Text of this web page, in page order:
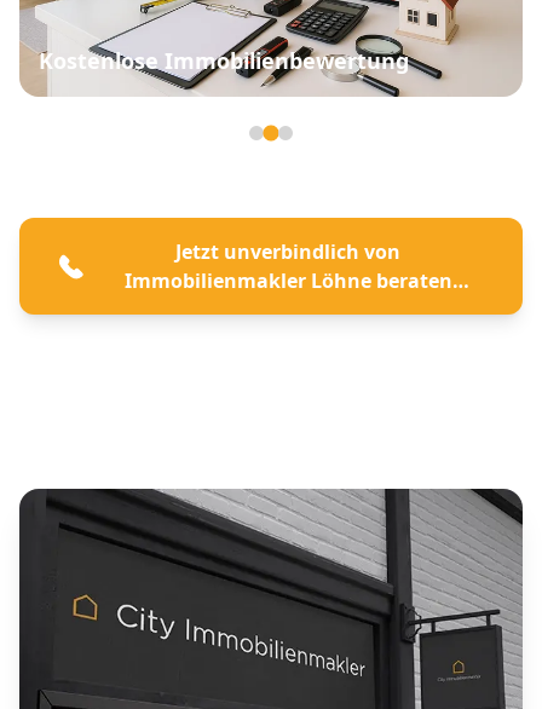
Kostenlose Immobilienbewertung
Jetzt unverbindlich von
Immobilienmakler Löhne beraten
lassen